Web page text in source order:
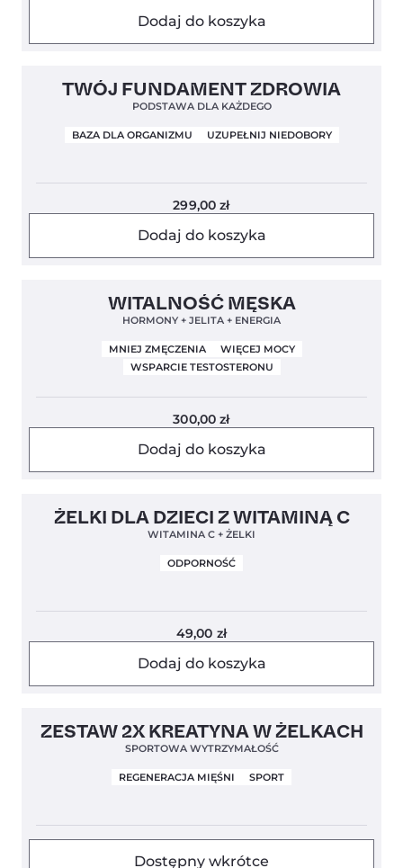
Dodaj do koszyka
Bestseller! Clean Label
TWÓJ FUNDAMENT ZDROWIA
PODSTAWA DLA KAŻDEGO
BAZA DLA ORGANIZMU UZUPEŁNIJ NIEDOBORY
299,00zł
Dodaj do koszyka
WITALNOŚĆ MĘSKA
HORMONY + JELITA + ENERGIA
MNIEJ ZMĘCZENIA
WIĘCEJ MOCY
WSPARCIE TESTOSTERONU
300,00zł
Dodaj do koszyka
Clean Label
ŻELKI DLA DZIECI Z WITAMINĄ C
WITAMINA C + ŻELKI
ODPORNOŚĆ
49,00 zł
Dodaj do koszyka
Bestseller! 4,5
ZESTAW 2X KREATYNA W ŻELKACH
SPORTOWA WYTRZYMAŁOŚĆ
REGENERACJA MIĘŚNI SPORT
Dostępny wkrótce